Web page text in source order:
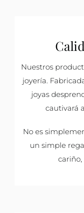
Nuestros
joyería.
joyas
cautivará
No es
un simple